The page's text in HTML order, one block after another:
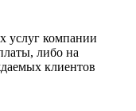
услуг компании
либо на
клиентов